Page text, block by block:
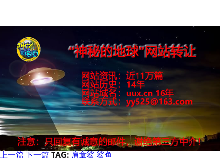
上一篇下一篇TAG:肩章鲨鲨鱼